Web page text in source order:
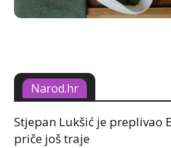
Narod.hr
Stjepan Lukšić je preplivao
priče još traje